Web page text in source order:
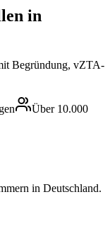
in
Begründung, vZTA-
Über 10.000
in Deutschland.